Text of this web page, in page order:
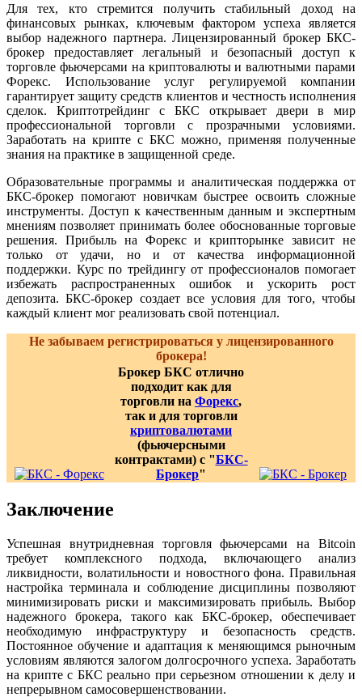
Для тех, кто стремится получить стабильный доход на
финансовых рынках, ключевым фактором успеха является
выбор надежного партнера. Лицензированный брокер БКС-
брокер предоставляет легальный и безопасный доступ к
торговле фьючерсами на криптовалюты и валютными парами
Форекс. Использование услуг регулируемой компании
гарантирует защиту средств клиентов и честность исполнения
сделок. Криптотрейдинг с БКС открывает двери в мир
профессиональной торговли с прозрачными условиями.
Заработать на крипте с БКС можно, применяя полученные
знания на практике в защищенной среде.
Образовательные программы и аналитическая поддержка от
БКС-брокер помогают новичкам быстрее освоить сложные
инструменты. Доступ к качественным данным и экспертным
мнениям позволяет принимать более обоснованные торговые
решения. Прибыль на Форекс и крипторынке зависит не
только от удачи, но и от качества информационной
поддержки. Курс по трейдингу от профессионалов помогает
избежать распространенных ошибок и ускорить рост
депозита. БКС-брокер создает все условия для того, чтобы
каждый клиент мог реализовать свой потенциал.
Не забываем регистрироваться у лицензированного
брокера!
Брокер БКС отлично
подходит как для
торговли на Форекс,
так и для торговли
криптовалютами
(фьючерсными
контрактами) с "БКС-
Брокер"
Заключение
Успешная внутридневная торговля фьючерсами на Bitcoin
требует комплексного подхода, включающего анализ
ликвидности, волатильности и новостного фона. Правильная
настройка терминала и соблюдение дисциплины позволяют
минимизировать риски и максимизировать прибыль. Выбор
надежного брокера, такого как БКС-брокер, обеспечивает
необходимую инфраструктуру и безопасность средств.
Постоянное обучение и адаптация к меняющимся рыночным
условиям являются залогом долгосрочного успеха. Заработать
на крипте с БКС реально при серьезном отношении к делу и
непрерывном самосовершенствовании.